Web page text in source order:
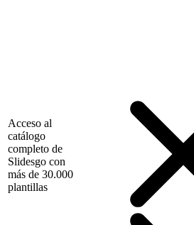
Acceso al
catálogo
completo de
Slidesgo con
más de 30.000
plantillas